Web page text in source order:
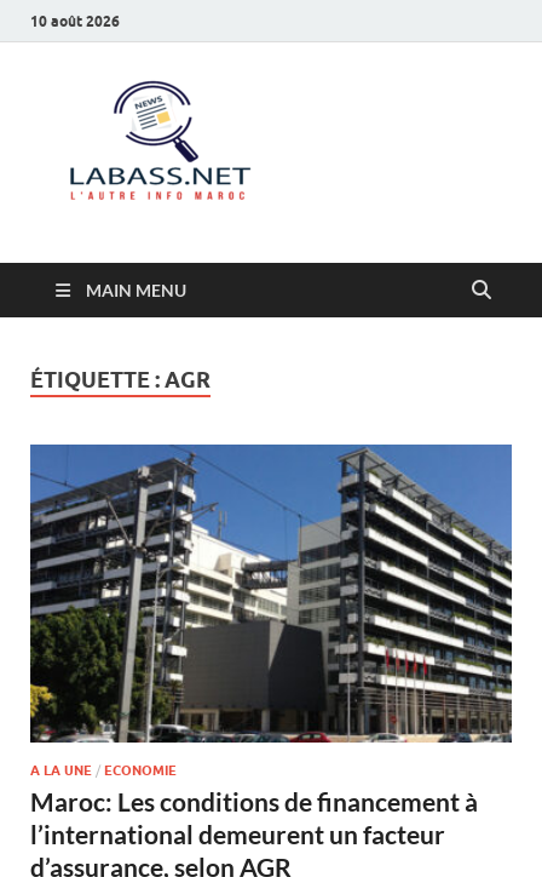
10 août 2026
MAIN MENU
ÉTIQUETTE :AGR
A LA UNE / ECONOMIE
Maroc: Les conditions de financement à
l’international demeurent un facteur
d’assurance, selon AGR